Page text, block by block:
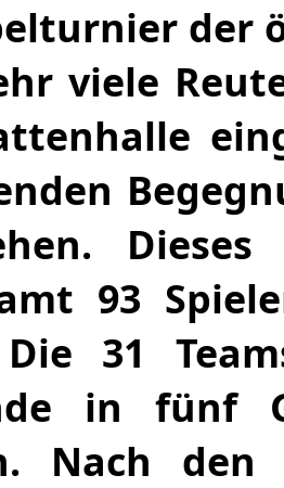
der
viele
93
31
in fünf
Nach den